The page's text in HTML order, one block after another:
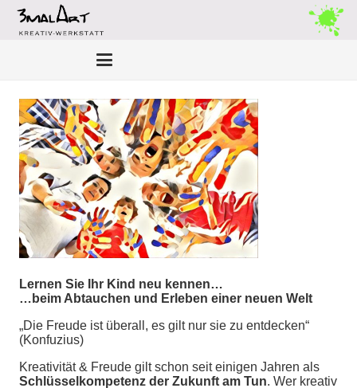
Lernen Sie Ihr Kind neu kennen…
…beim Abtauchen und Erleben einer neuen Welt
„Die Freude ist überall, es gilt nur sie zu entdecken“
(Konfuzius)
Kreativität & Freude gilt schon seit einigen Jahren als
Schlüsselkompetenz der Zukunft am Tun. Wer kreativ